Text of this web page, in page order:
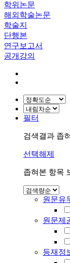
학위논문
해외학술논문
학술지
단행본
연구보고서
공개강의
필터
검색결과 좁
선택해제
좁혀본 항목
원문유
원문제
등재정